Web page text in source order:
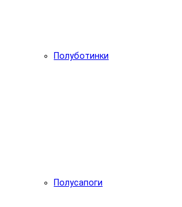
Полуботинки
Полусапоги